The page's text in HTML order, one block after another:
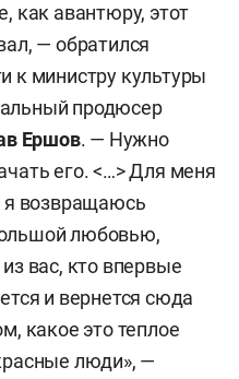
как авантюру, этот
— обратился
к министру культуры
продюсер
Ершов. — Нужно
его. <…> Для меня
я возвращаюсь
любовью,
вас, кто впервые
и вернется сюда
какое это теплое
люди», —